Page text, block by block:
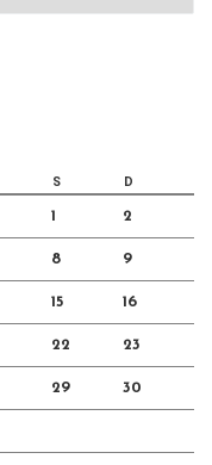
S D
1 2
8 9
15 16
22 23
29 30